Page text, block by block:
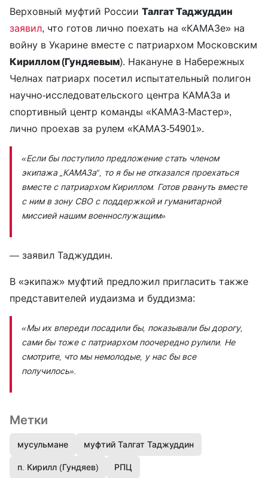
Верховный муфтий России Талгат Таджуддин
заявил, что готов лично поехать на «КАМАЗе» на
войну в Укарине вместе с патриархом Московским
Кириллом (Гундяевым). Накануне в Набережных
Челнах патриарх посетил испытательный полигон
научно-исследовательского центра КАМАЗа и
спортивный центр команды «КАМАЗ-Мастер»,
лично проехав за рулем «КАМАЗ-54901».
«Если бы поступило предложение стать членом
экипажа „КАМАЗа“, то я бы не отказался проехаться
вместе с патриархом Кириллом. Готов рвануть вместе
с ним в зону СВО с поддержкой и гуманитарной
миссией нашим военнослужащим»
— заявил Таджуддин.
В «экипаж» муфтий предложил пригласить также
представителей иудаизма и буддизма:
«Мы их впереди посадили бы, показывали бы дорогу,
сами бы тоже с патриархом поочередно рулили. Не
смотрите, что мы немолодые, у нас бы все
получилось».
Метки
мусульмане муфтий Талгат Таджуддин
п. Кирилл (Гундяев) РПЦ